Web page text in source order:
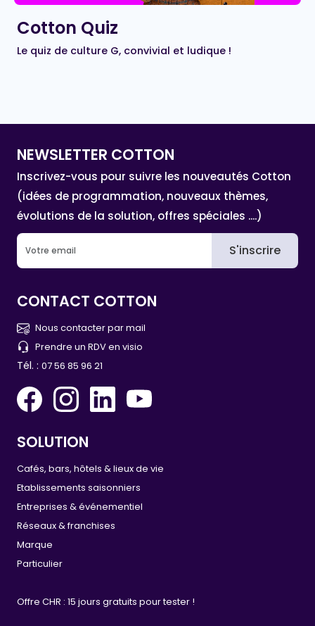
Cotton Quiz
Le quiz de culture G, convivial et ludique !
NEWSLETTER COTTON
Inscrivez-vous pour suivre les nouveautés Cotton
(idées de programmation, nouveaux thèmes,
évolutions de la solution, offres spéciales ....)
S'inscrire
CONTACT COTTON
Nous contacter par mail
Prendre un RDV en visio
Tél. : 07 56 85 96 21
SOLUTION
Cafés, bars, hôtels & lieux de vie
Etablissements saisonniers
Entreprises & événementiel
Réseaux & franchises
Marque
Particulier
Offre CHR : 15 jours gratuits pour tester !